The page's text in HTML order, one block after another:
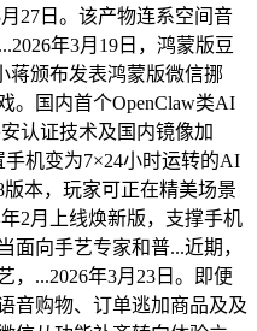
27日。该产物连系空间音
年3月19日，鸿蒙版豆
蒋颁布发表鸿蒙版微信挪
。国内首个OpenClaw类AI
认证技术及国内镜像加
机变为7×24小时运转的AI
本，玩家可正在精美场景
2月上线焕新版，支撑手机
面向手艺专家和普...近期，
，...2026年3月23日。即便
音购物、订单逃加商品及及